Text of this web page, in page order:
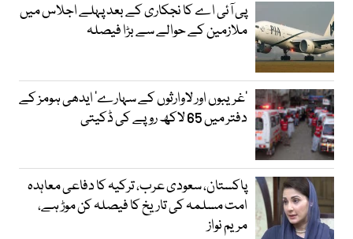
پی آئی اے کا نجکاری کے بعد پہلے اجلاس میں
ملازمین کے حوالے سے بڑا فیصلہ
’غریبوں اور لاوارثوں کے سہارے‘ ایدھی ہومز کے
دفتر میں 65 لاکھ روپے کی ڈکیتی
پاکستان، سعودی عرب، ترکیہ کا دفاعی معاہدہ
امت مسلمہ کی تاریخ کا فیصلہ کن موڑ ہے،
مریم نواز